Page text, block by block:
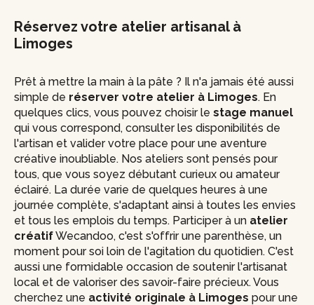
Réservez votre atelier artisanal à
Limoges
Prêt à mettre la main à la pâte ? Il n'a jamais été aussi
simple de réserver votre atelier à Limoges. En
quelques clics, vous pouvez choisir le stage manuel
qui vous correspond, consulter les disponibilités de
l'artisan et valider votre place pour une aventure
créative inoubliable. Nos ateliers sont pensés pour
tous, que vous soyez débutant curieux ou amateur
éclairé. La durée varie de quelques heures à une
journée complète, s'adaptant ainsi à toutes les envies
et tous les emplois du temps. Participer à un atelier
créatifWecandoo, c'est s'offrir une parenthèse, un
moment pour soi loin de l'agitation du quotidien. C'est
aussi une formidable occasion de soutenir l'artisanat
local et de valoriser des savoir-faire précieux. Vous
cherchez une activité originale à Limoges pour une